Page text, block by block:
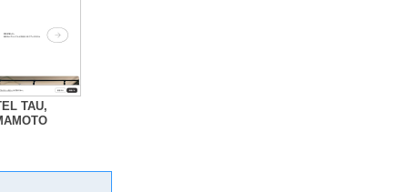
TAU,